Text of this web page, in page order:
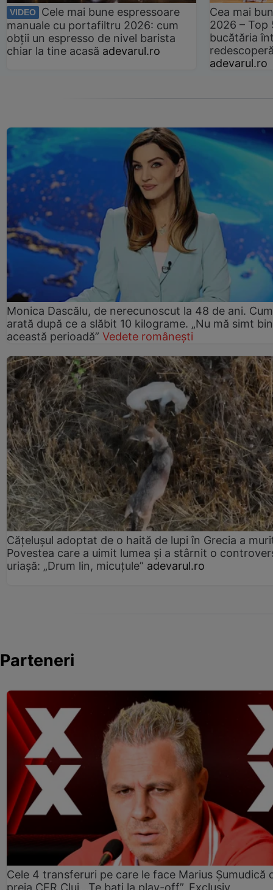
VIDEO
Cele mai bune espressoare
manuale cu portafiltru 2026: cum
obții un espresso de nivel barista
chiar la tine acasă adevarul.ro
Cea mai
2026 –
bucătăria
adevarul.ro
Monica Dascălu, de nerecunoscut la 48 de ani. Cum
arată după ce a slăbit 10 kilograme. „Nu mă simt
această perioadă” Vedete românești
Cățelușul adoptat de o haită de lupi în Grecia a
Povestea care a uimit lumea și a stârnit o
uriașă: „Drum lin, micuțule” adevarul.ro
Parteneri
Cele 4 transferuri pe care le face Marius Șumudică
preia CFR Cluj. „Te bați la play-off”. Exclusiv